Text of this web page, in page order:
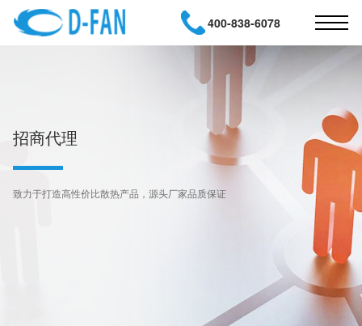
400-838-6078
招商代理
致力于打造高性价比散热产品，源头厂家品质保证